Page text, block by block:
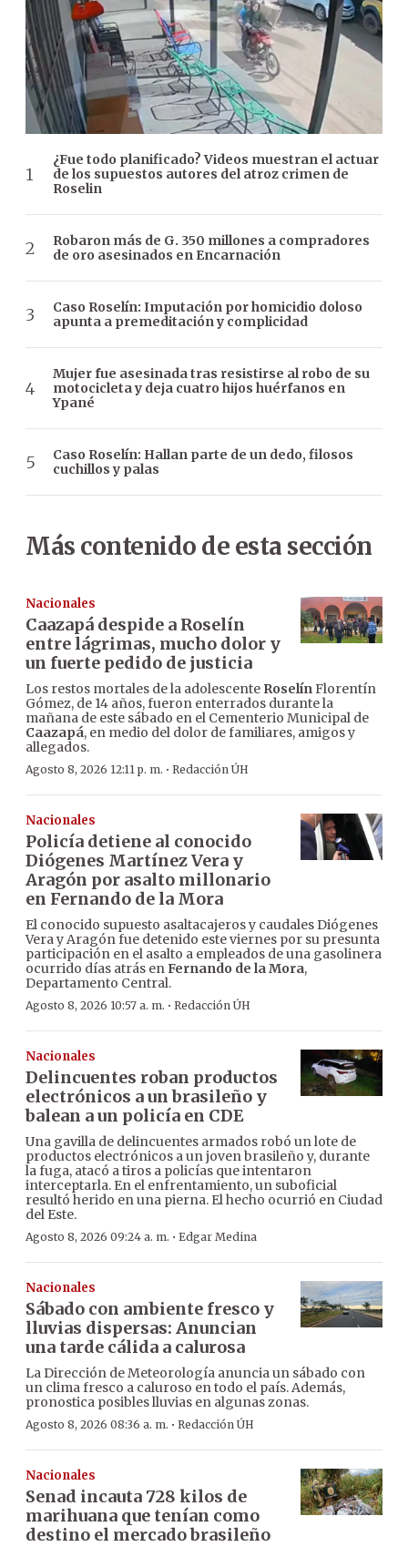
¿Fue todo planificado? Videos muestran el actuar
de los supuestos autores del atroz crimen de
Roselin
Robaron más de G. 350 millones a compradores
de oro asesinados en Encarnación
Caso Roselín: Imputación por homicidio doloso
apunta a premeditación y complicidad
Mujer fue asesinada tras resistirse al robo de su
motocicleta y deja cuatro hijos huérfanos en
Ypané
Caso Roselín: Hallan parte de un dedo, filosos
cuchillos y palas
Más contenido de esta sección
Nacionales
Caazapá despide a Roselín
entre lágrimas, mucho dolor y
un fuerte pedido de justicia
Los restos mortales de la adolescente RoselínFlorentín
Gómez, de 14 años, fueron enterrados durante la
mañana de este sábado en el Cementerio Municipal de
Caazapá, en medio del dolor de familiares, amigos y
allegados.
Agosto 8, 2026 12:11 p. m. · Redacción ÚH
Nacionales
Policía detiene al conocido
Diógenes Martínez Vera y
Aragón por asalto millonario
en Fernando de la Mora
El conocido supuesto asaltacajeros y caudales Diógenes
Vera y Aragón fue detenido este viernes por su presunta
participación en el asalto a empleados de una gasolinera
ocurrido días atrás enFernando de la Mora,
Departamento Central.
Agosto 8, 2026 10:57 a. m. · Redacción ÚH
Nacionales
Delincuentes roban productos
electrónicos a un brasileño y
balean a un policía en CDE
Una gavilla de delincuentes armados robó un lote de
productos electrónicos a un joven brasileño y, durante
la fuga, atacó a tiros a policías que intentaron
interceptarla. En el enfrentamiento, un suboficial
resultó herido en una pierna. El hecho ocurrió en Ciudad
del Este.
Agosto 8, 2026 09:24 a. m. · Edgar Medina
Nacionales
Sábado con ambiente fresco y
lluvias dispersas: Anuncian
una tarde cálida a calurosa
La Dirección de Meteorología anuncia un sábado con
un clima fresco a caluroso en todo el país. Además,
pronostica posibles lluvias en algunas zonas.
Agosto 8, 2026 08:36 a. m. · Redacción ÚH
Nacionales
Senad incauta 728 kilos de
marihuana que tenían como
destino el mercado brasileño